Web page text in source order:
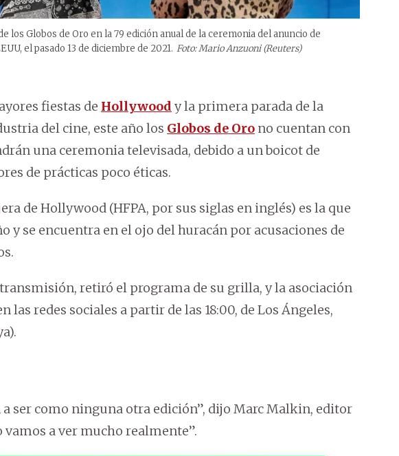
los Globos de Oro en la 79 edición anual de la ceremonia del anuncio de
el pasado 13 de diciembre de 2021. Foto: Mario Anzuoni (Reuters)
fiestas de Hollywood y la primera parada de la
del cine, este año los Globos de Oro no cuentan con
una ceremonia televisada, debido a un boicot de
de prácticas poco éticas.
de Hollywood (HFPA, por sus siglas en inglés) es la que
y se encuentra en el ojo del huracán por acusaciones de
retiró el programa de su grilla, y la asociación
las redes sociales a partir de las 18:00, de Los Ángeles,
a ser como ninguna otra edición”, dijo Marc Malkin, editor
vamos a ver mucho realmente”.